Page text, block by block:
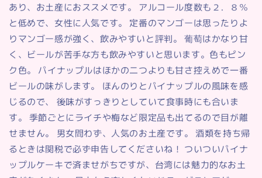
あり、お土産におススメです。 アルコール度数も２．８％
と低めで、女性に人気です。 定番のマンゴーは思ったりよ
りマンゴー感が強く、飲みやすいと評判。 葡萄はかなり甘
く、ビールが苦手な方も飲みやすいと思います。色もピン
ク色。 パイナップルはほかの二つよりも甘さ控えめで一番
ビールの味がします。 ほんのりとパイナップルの風味を感
じるので、 後味がすっきりとしていて食事時にも合いま
す。 季節ごとにライチや梅など限定品も出てるので目が離
せません。 男女問わず、人気のお土産です。 酒類を持ち帰
るときは関税で必ず申告してくださいね！ ついついパイナ
ップルケーキで済ませがちですが、台湾には魅力的なお土